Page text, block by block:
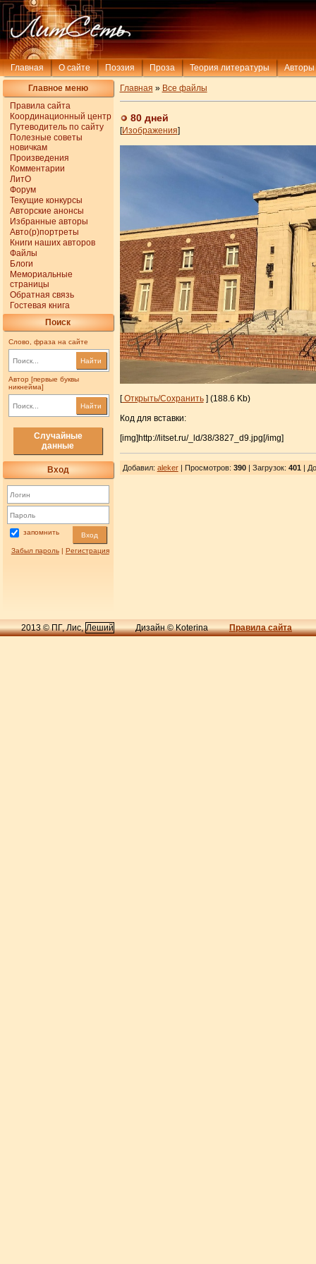
Главная О сайте Поэзия Проза Теория литературы Авторы
Главное меню
Правила сайта
Координационный центр
Путеводитель по сайту
Полезные советы
новичкам
Произведения
Комментарии
ЛитО
Форум
Текущие конкурсы
Авторские анонсы
Избранные авторы
Авто(р)портреты
Книги наших авторов
Файлы
Блоги
Мемориальные
страницы
Обратная связь
Гостевая книга
Поиск
Слово, фраза на сайте
Найти
Автор [первые буквы
никнейма]
Найти
Случайные
данные
Вход
запомнить Вход
Забыл пароль| Регистрация
Главная » Все файлы
80 дней
[Изображения]
[Открыть/Сохранить] (188.6 Kb)
Код для вставки:
[img]http://litset.ru/_ld/38/3827_d9.jpg[/img]
Добавил: aleker| Просмотров: 390| Загрузок: 401|
2013 © ПГ, Лис,Леший Дизайн © Koterina Правила сайта